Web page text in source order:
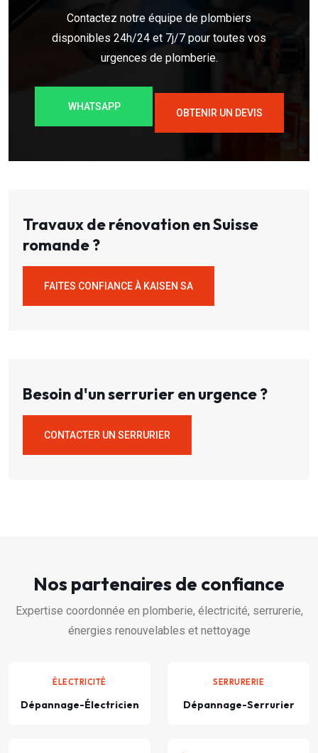
Contactez notre équipe de plombiers
disponibles 24h/24 et 7j/7 pour toutes vos
urgences de plomberie.
WHATSAPP
OBTENIR UN DEVIS
Travaux de rénovation en Suisse
romande ?
FAITES CONFIANCE À KAISEN SA
Besoin d'un serrurier en urgence ?
CONTACTER UN SERRURIER
Nos partenaires de confiance
Expertise coordonnée en plomberie, électricité, serrurerie,
énergies renouvelables et nettoyage
ÉLECTRICITÉ
Dépannage-Électricien
SERRURERIE
Dépannage-Serrurier